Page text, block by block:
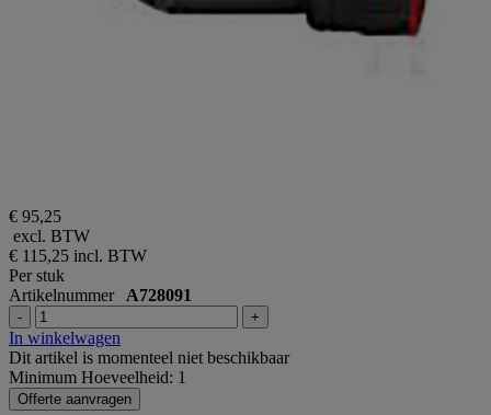
€ 95,25
excl. BTW
€ 115,25 incl. BTW
Per stuk
Artikelnummer A728091
- +
In winkelwagen
Dit artikel is momenteel niet beschikbaar
Minimum Hoeveelheid: 1
Offerte aanvragen